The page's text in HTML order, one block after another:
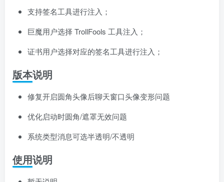
支持签名工具进行注入；
巨魔用户选择 TrollFools 工具注入；
证书用户选择对应的签名工具进行注入；
版本说明
修复开启圆角头像后聊天窗口头像变形问题
优化启动时圆角/遮罩无效问题
系统类型消息可选半透明/不透明
使用说明